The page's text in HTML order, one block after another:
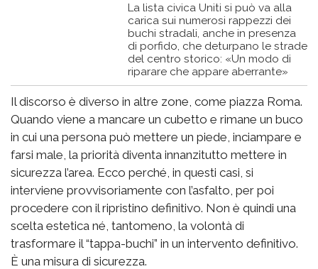
La lista civica Uniti si può va alla
carica sui numerosi rappezzi dei
buchi stradali, anche in presenza
di porfido, che deturpano le strade
del centro storico: «Un modo di
riparare che appare aberrante»
Il discorso è diverso in altre zone, come piazza Roma.
Quando viene a mancare un cubetto e rimane un buco
in cui una persona può mettere un piede, inciampare e
farsi male, la priorità diventa innanzitutto mettere in
sicurezza l’area. Ecco perché, in questi casi, si
interviene provvisoriamente con l’asfalto, per poi
procedere con il ripristino definitivo. Non è quindi una
scelta estetica né, tantomeno, la volontà di
trasformare il “tappa-buchi” in un intervento definitivo.
È una misura di sicurezza.